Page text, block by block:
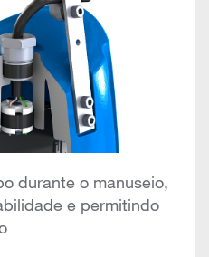
durante o manuseio,
e permitindo